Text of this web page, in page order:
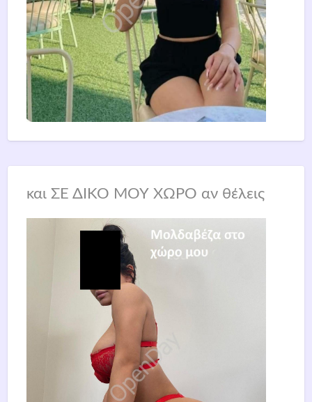
και ΣΕ ΔΙΚΟ ΜΟΥ ΧΩΡΟ αν θέλεις